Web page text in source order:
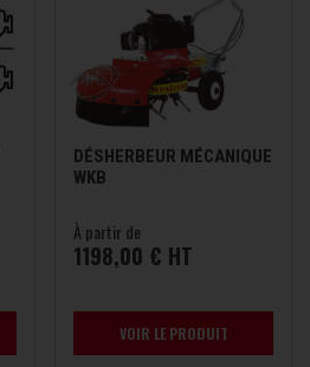
DÉSHERBEUR MÉCANIQUE
WKB
À partir de
1198,00 € HT
VOIR LE PRODUIT